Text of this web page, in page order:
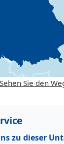
Sehen Sie den
zu dieser